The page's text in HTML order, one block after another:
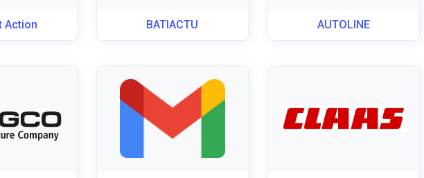
Action BATIACTU AUTOLINE